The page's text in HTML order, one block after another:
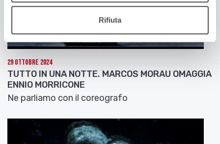
Rifiuta
29 Ottobre 2024
TUTTO IN UNA NOTTE. MARCOS MORAU OMAGGIA
ENNIO MORRICONE
Ne parliamo con il coreografo